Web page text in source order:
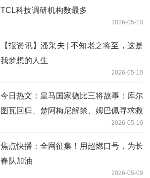
TCL科技调研机构数最多
2026-05-10
【报资讯】潘采夫 | 不知老之将至，这是
我梦想的人生
2026-05-10
今日热文：皇马国家德比三将故事：库尔
图瓦回归、楚阿梅尼解禁、姆巴佩寻求救
2026-05-10
焦点快播：全网征集！用超燃口号，为长
春队加油
2026-05-09